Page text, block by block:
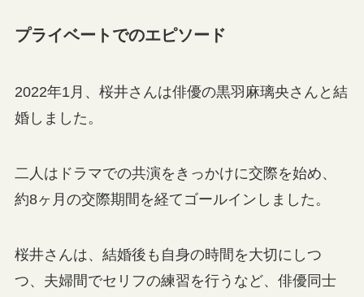
プライベートでのエピソード
2022年1月、桜井さんは俳優の黒羽麻璃央さんと結
婚しました。
二人はドラマでの共演をきっかけに交際を始め、
約8ヶ月の交際期間を経てゴールインしました。
桜井さんは、結婚後も自身の時間を大切にしつ
つ、夫婦間でセリフの練習を行うなど、俳優同士